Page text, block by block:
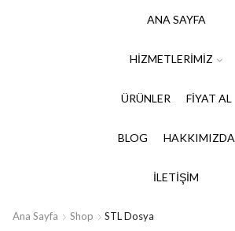
ANA SAYFA
HIZMETLERIMIZ
ÜRÜNLER FIYAT AL
BLOG HAKKIMIZDA
İLETIŞIM
Ana Sayfa Shop STL Dosya